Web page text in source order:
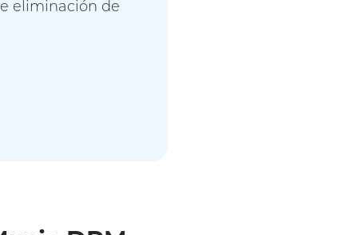
eliminación de